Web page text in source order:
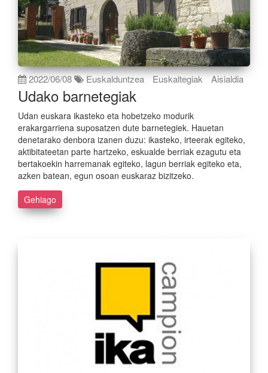
2022/06/08 Euskalduntzea Euskaltegiak Aisialdia
Udako barnetegiak
Udan euskara ikasteko eta hobetzeko modurik
erakargarriena suposatzen dute barnetegiek. Hauetan
denetarako denbora izanen duzu: ikasteko, irteerak egiteko,
aktibitateetan parte hartzeko, eskualde berriak ezagutu eta
bertakoekin harremanak egiteko, lagun berriak egiteko eta,
azken batean, egun osoan euskaraz bizitzeko.
Gehiago